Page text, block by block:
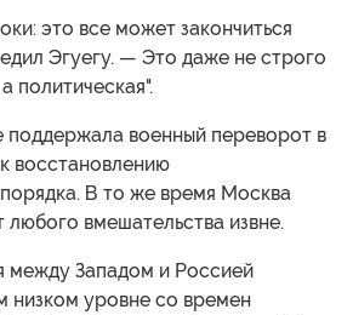
это все может закончиться
Эгуегу. — Это даже не строго
политическая".
поддержала военный переворот в
восстановлению
В то же время Москва
любого вмешательства извне.
между Западом и Россией
низком уровне со времен